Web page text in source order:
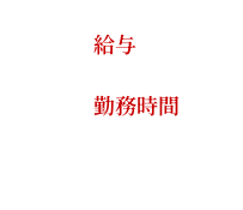
給与
勤務時間 ・
・関宿工